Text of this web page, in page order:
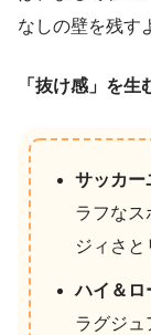
なしの壁を残す
「抜け感」を生
サッカー
ラフなス
ジィさと
ハイ＆ロ
ラグジュ